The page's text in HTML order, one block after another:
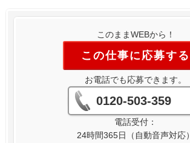
このままWEBから！
この仕事に応募する
お電話でも応募できます。
0120-503-359
電話受付：
24時間365日（自動音声対応）